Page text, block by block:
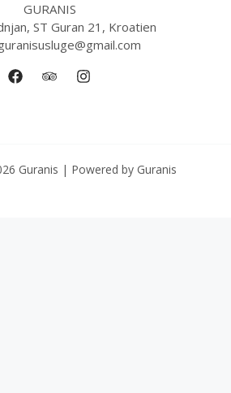
GURANIS
ST Guran 21, Kroatien
Guranis | Powered by Guranis